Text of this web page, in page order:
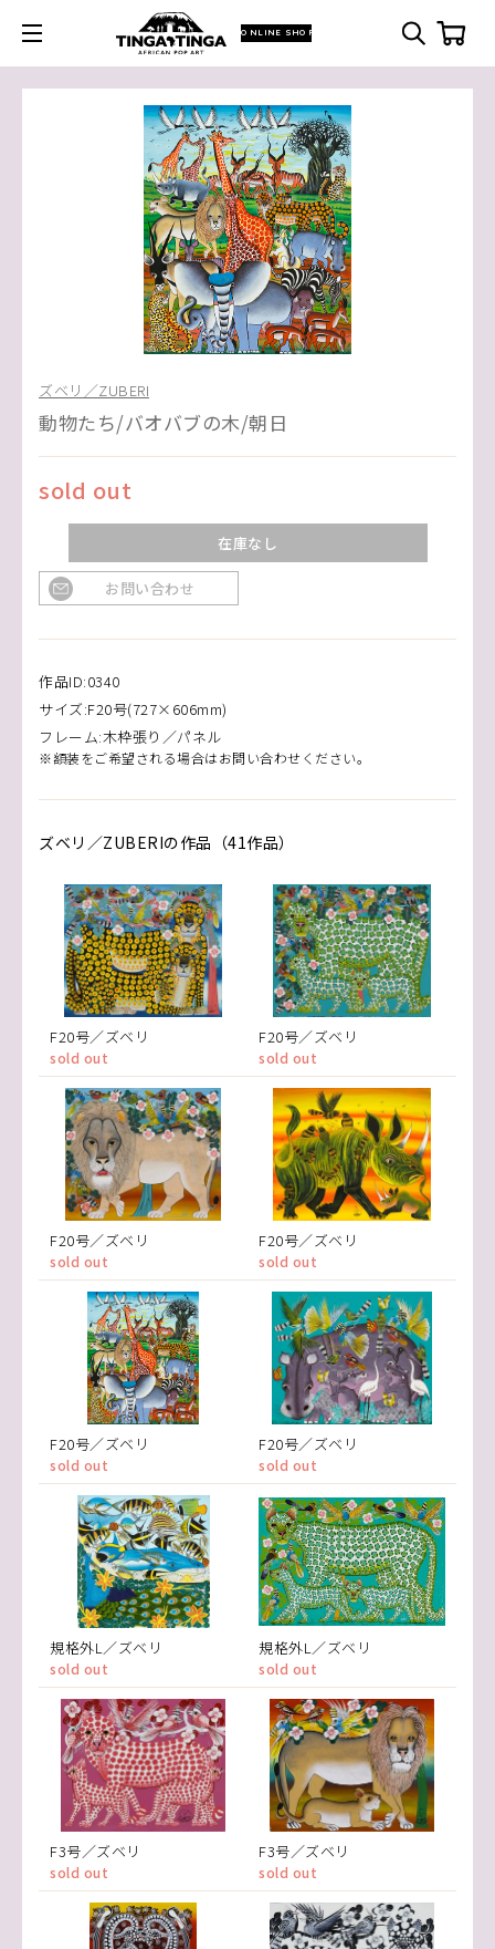
ONLINE SHOP
ズベリ／ZUBERI
動物たち/バオバブの木/朝日
sold out
在庫なし
お問い合わせ
作品ID:0340
サイズ:F20号(727×606mm)
フレーム:木枠張り／パネル
※額装をご希望される場合はお問い合わせください。
ズベリ／ZUBERIの作品（41作品）
F20号／ズベリ
sold out
F20号／ズベリ
sold out
F20号／ズベリ
sold out
F20号／ズベリ
sold out
F20号／ズベリ
sold out
F20号／ズベリ
sold out
規格外L／ズベリ
sold out
規格外L／ズベリ
sold out
F3号／ズベリ
sold out
F3号／ズベリ
sold out